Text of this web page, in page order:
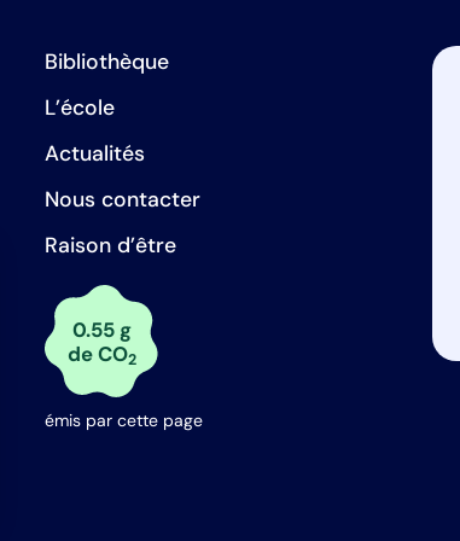
Bibliothèque
L’école
Actualités
Nous contacter
Raison d’être
0.55 g
de CO2
émis par cette page